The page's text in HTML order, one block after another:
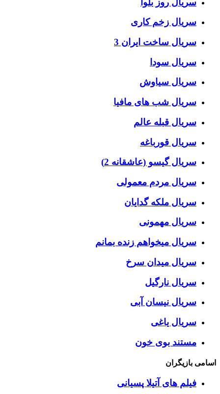
سریال زخم کاری
سریال ساخت ایران 3
سریال سودا
سریال سیاوش
سریال شب های مافیا
سریال قبله عالم
سریال قورباغه
سریال گیسو (عاشقانه 2)
سریال مردم معمولی
سریال ملکه گدایان
سریال مهمونی
سریال میخواهم زنده بمانم
سریال میدان سرخ
سریال نارگیل
سریال نیسان آبی
سریال یاغی
مستند بوی خون
اسامی بازیگران
فیلم های آتیلا پسیانی